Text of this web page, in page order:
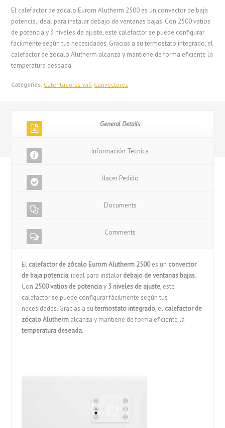
El calefactor de zócalo Eurom Alutherm 2500 es un convector de baja
potencia, ideal para instalar debajo de ventanas bajas. Con 2500 vatios
de potencia y 3 niveles de ajuste, este calefactor se puede configurar
fácilmente según tus necesidades. Gracias a su termostato integrado, el
calefactor de zócalo Alutherm alcanza y mantiene de forma eficiente la
temperatura deseada.
Categories: Calentadores wifi, Convectores
General Details
Información Tecnica
Hacer Pedido
Documents
Comments
El calefactor de zócalo Eurom Alutherm 2500es un convector
de baja potencia, ideal para instalar debajo de ventanas bajas.
Con 2500 vatios de potenciay 3 niveles de ajuste, este
calefactor se puede configurar fácilmente según tus
necesidades. Gracias a sutermostato integrado, el calefactor de
zócalo Alutherm alcanza y mantiene de forma eficiente la
temperatura deseada.